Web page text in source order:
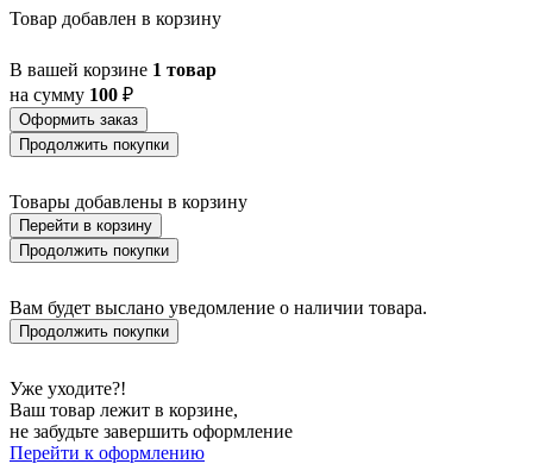
BAMPTON
BANI
BARI 1
BARI-M
BARNSTAPLE
BASALGO 1
BASILANO
BATABANO
BATALLAS
BAZELY
BELCREDA
BELESER
BELLARIVA 3
BELSIANA 1
BENARIBA
BERHALA
Товар добавлен в корзину
В вашей корзине 1 товар
на сумму 100 ₽
Оформить заказ
Продолжить покупки
Товары добавлены в корзину
Перейти в корзину
Продолжить покупки
Вам будет выслано уведомление о наличии товара.
Продолжить покупки
Уже уходите?!
Ваш товар лежит в корзине,
не забудьте завершить оформление
Перейти к оформлению